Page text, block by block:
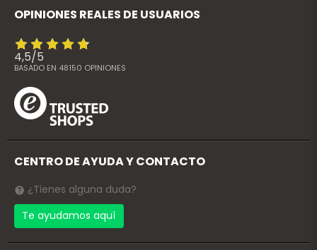
OPINIONES REALES DE USUARIOS
4,5/5
BASADO EN 48150 OPINIONES
CENTRO DE AYUDA Y CONTACTO
¿Tienes alguna duda?
Te ayudamos aquí